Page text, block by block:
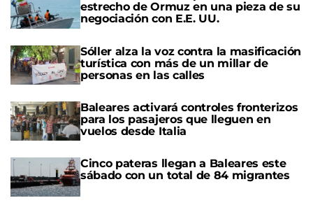
estrecho de Ormuz en una pieza de su
negociación con E.E. UU.
Sóller alza la voz contra la masificación
turística con más de un millar de
personas en las calles
Baleares activará controles fronterizos
para los pasajeros que lleguen en
vuelos desde Italia
Cinco pateras llegan a Baleares este
sábado con un total de 84 migrantes